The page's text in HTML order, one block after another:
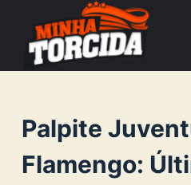
c
o
Palpite
Flamengo: